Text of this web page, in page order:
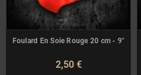
Foulard En Soie Rouge 20 cm - 9"
2,50 €